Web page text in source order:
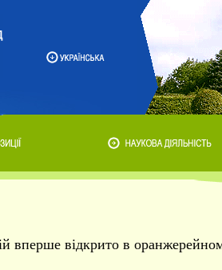
вперше відкрито в